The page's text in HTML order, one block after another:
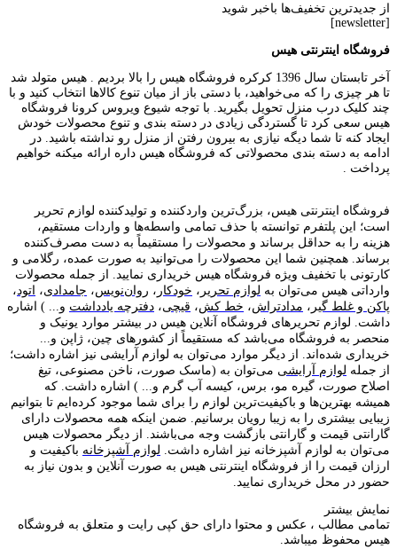
از جدیدترین تخفیف‌ها باخبر شوید
[newsletter]
فروشگاه اینترنتی هیس
آخر تابستان سال 1396 کرکره فروشگاه هیس را بالا بردیم . هیس متولد شد
تا هر چیزی را که می‌خواهید، با دستی باز از میان تنوع کالاها انتخاب کنید و با
چند کلیک درب منزل تحویل بگیرید. با توجه شیوع ویروس کرونا فروشگاه
هیس سعی کرد تا گستردگی زیادی در دسته بندی و تنوع محصولات خودش
ایجاد کنه تا شما دیگه نیازی به بیرون رفتن از منزل رو نداشته باشید. در
ادامه به دسته بندی محصولاتی که فروشگاه هیس داره ارائه میکنه خواهیم
پرداخت .
فروشگاه اینترنتی هیس، بزرگ‌ترین وارد‌کننده و تولید‌کننده لوازم تحریر
است؛ این پلتفرم توانسته با حذف تمامی واسطه‌ها و واردات مستقیم،
هزینه را به حداقل برساند و محصولات را مستقیماً به دست مصرف‌کننده
برساند. همچنین شما این محصولات را می‌توانید به صورت عمده، رگلامی و
کارتونی با تخفیف ویژه فروشگاه هیس خریداری نمایید. از جمله محصولات
وارداتی هیس می‌توان به لوازم تحریر ، خودکار ، روان‌نویس، جامدادی، اتود ،
پاکن و غلط گیر ، مدادتراش، خط کش، قیچی، دفترچه یادداشت و... ) اشاره
داشت. لوازم تحریر‌های فروشگاه آنلاین هیس در بیشتر موارد یونیک و
منحصر به فروشگاه می‌باشد که مستقیماً از کشور‌های چین، ژاپن و...
خریداری شده‌اند. از دیگر موارد می‌توان به لوازم آرایشی نیز اشاره داشت؛
از جمله لوازم آرایشی می‌توان به (ماسک صورت، ناخن مصنوعی، تیغ
اصلاح صورت، گیره مو، برس، کیسه آب گرم و... ) اشاره داشت. که
همیشه بهترین‌ها و باکیفیت‌ترین لوازم را برای شما موجود کرده‌ایم تا بتوانیم
زیبایی بیشتری را به زیبا رویان برسانیم. ضمن اینکه همه محصولات دارای
گارانتی قیمت و گارانتی بازگشت وجه می‌باشند. از دیگر محصولات هیس
می‌توان به لوازم آشپزخانه نیز اشاره داشت. لوازم آشپزخانه باکیفیت و
ارزان قیمت را از فروشگاه اینترنتی هیس به صورت آنلاین و بدون نیاز به
حضور در محل خریداری نمایید.
نمایش بیشتر
تمامی مطالب ، عکس و محتوا دارای حق کپی رایت و متعلق به فروشگاه
هیس محفوظ میباشد.